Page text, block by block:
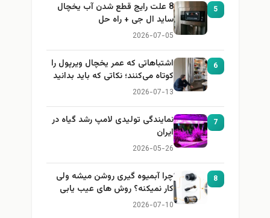
8 علت رایج قطع شدن آب یخچال
ساید ال جی + راه حل
2026-07-05
اشتباهاتی که عمر یخچال ویرپول را
کوتاه می‌کنند؛ نکاتی که باید بدانید
2026-07-13
نمایندگی تولیدی لامپ رشد گیاه در
ایران
2026-05-26
چرا آبمیوه گیری روشن میشه ولی
کار نمیکنه؟ روش های عیب یابی
2026-07-10